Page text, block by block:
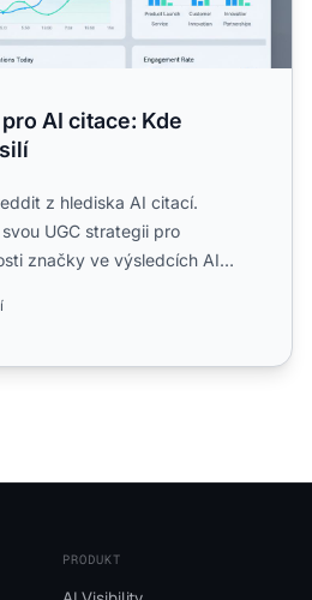
AI citace: Kde
z hlediska AI citací.
UGC strategii pro
značky ve výsledcích AI
PRODUKT